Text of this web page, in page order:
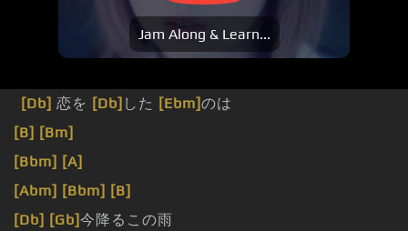
Jam Along & Learn...
[Db] 恋を [Db] した [Ebm]のは
[B] [Bm]
[Bbm] [A]
[Abm] [Bbm] [B]
[Db] [Gb]今降るこの雨